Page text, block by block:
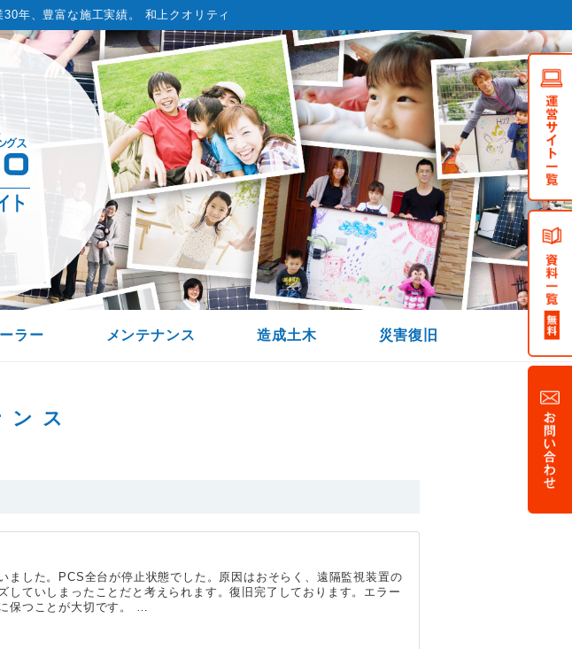
30年、豊富な施工実績。 和上クオリティ
ラー メンテナンス 造成土木 災害復旧
ンス
ました。PCS全台が停止状態でした。原因はおそらく、遠隔監視装置の
していしまったことだと考えられます。復旧完了しております。エラー
保つことが大切です。 …